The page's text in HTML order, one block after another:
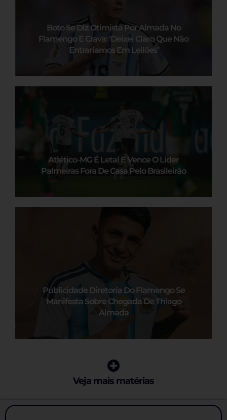
Boto Se Diz Otimista Por Almada No
Flamengo E Crava: ‘Deixei Claro Que Não
Entraríamos Em Leilões’
Atlético-MG É Letal E Vence O Líder
Palmeiras Fora De Casa Pelo Brasileirão
Publicidade Diretoria Do Flamengo Se
Manifesta Sobre Chegada De Thiago
Almada
Veja mais matérias